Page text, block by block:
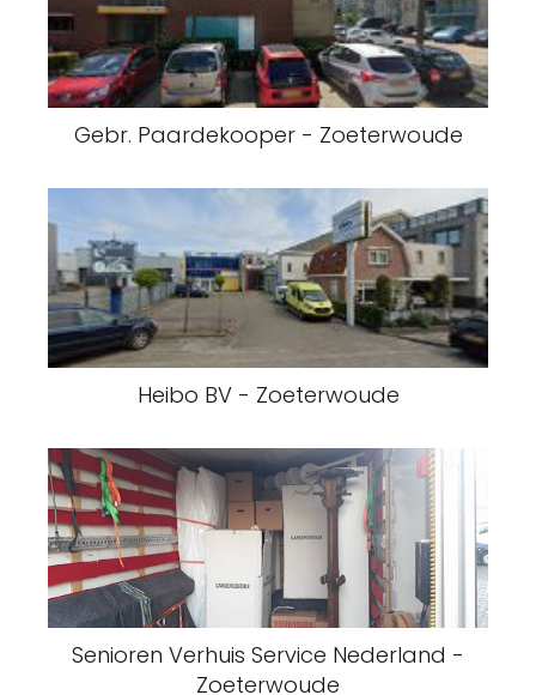
Gebr. Paardekooper - Zoeterwoude
Heibo BV - Zoeterwoude
Senioren Verhuis Service Nederland -
Zoeterwoude